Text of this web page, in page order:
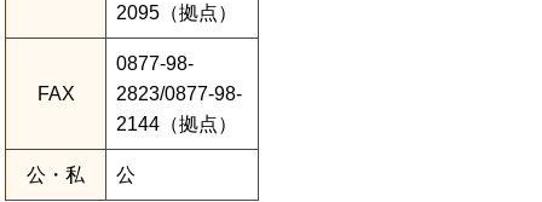
2095（拠点）
FAX
0877-98-
2823/0877-98-
2144（拠点）
公・私 公